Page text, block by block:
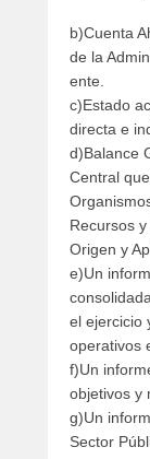
b)Cuenta
de la
ente.
c)Estado
directa e
d)Balance
Central
Recursos
Origen y
e)Un
el ejercicio
operativos
f)Un
objetivos y
g)Un
Sector